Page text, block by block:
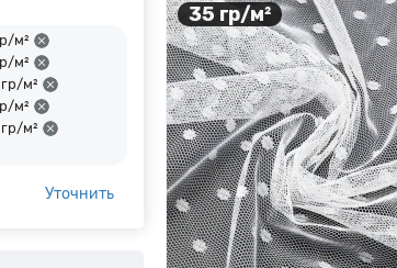
м²
м²
м²
м²
м²
Уточнить
35 гр/м²